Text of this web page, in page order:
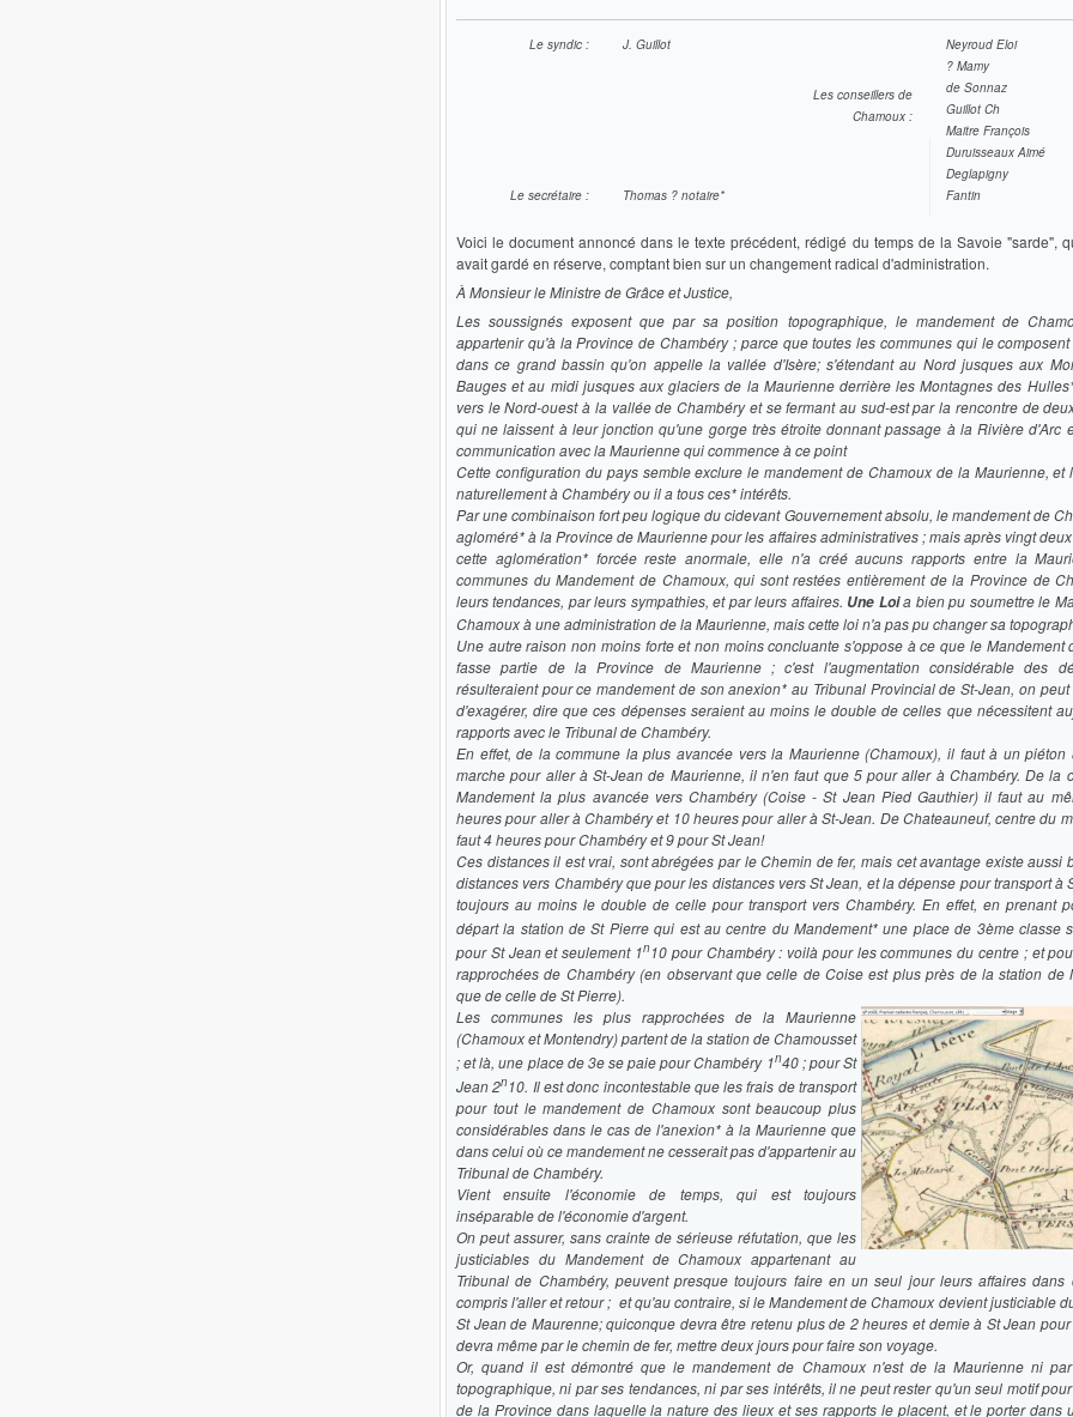
Le syndic : J. Guillot
Les conseillers de
Chamoux :
Neyroud Eloi
? Mamy
de Sonnaz
Guillot Ch
Maitre François
Duruisseaux Aimé
Deglapigny
Fantin
Le secrétaire : Thomas ? notaire*
Voici le document annoncé dans le texte précédent, rédigé du temps de la Savoie "sarde",
avait gardé en réserve, comptant bien sur un changement radical d'administration.
À Monsieur le Ministre de Grâce et Justice,
Les soussignés exposent que par sa position topographique, le mandement de
appartenir qu'à la Province de Chambéry ; parce que toutes les communes qui le
dans ce grand bassin qu'on appelle la vallée d'Isère; s'étendant au Nord jusques aux
Bauges et au midi jusques aux glaciers de la Maurienne derrière les Montagnes des
vers le Nord-ouest à la vallée de Chambéry et se fermant au sud-est par la rencontre de
qui ne laissent à leur jonction qu'une gorge très étroite donnant passage à la Rivière d'Arc
communication avec la Maurienne qui commence à ce point
Cette configuration du pays semble exclure le mandement de Chamoux de la Maurienne, et
naturellement à Chambéry ou il a tous ces* intérêts.
Par une combinaison fort peu logique du cidevant Gouvernement absolu, le mandement de
agloméré* à la Province de Maurienne pour les affaires administratives ; mais après vingt
cette aglomération* forcée reste anormale, elle n'a créé aucuns rapports entre la
communes du Mandement de Chamoux, qui sont restées entièrement de la Province de
leurs tendances, par leurs sympathies, et par leurs affaires. Une Loia bien pu soumettre le
Chamoux à une administration de la Maurienne, mais cette loi n'a pas pu changer sa
Une autre raison non moins forte et non moins concluante s'oppose à ce que le Mandement
fasse partie de la Province de Maurienne ; c'est l'augmentation considérable des
résulteraient pour ce mandement de son anexion* au Tribunal Provincial de St-Jean, on
d'exagérer, dire que ces dépenses seraient au moins le double de celles que nécessitent
rapports avec le Tribunal de Chambéry.
En effet, de la commune la plus avancée vers la Maurienne (Chamoux), il faut à un piéton
marche pour aller à St-Jean de Maurienne, il n'en faut que 5 pour aller à Chambéry. De la
Mandement la plus avancée vers Chambéry (Coise - St Jean Pied Gauthier) il faut au
heures pour aller à Chambéry et 10 heures pour aller à St-Jean. De Chateauneuf, centre du
faut 4 heures pour Chambéry et 9 pour St Jean!
Ces distances il est vrai, sont abrégées par le Chemin de fer, mais cet avantage existe aussi
distances vers Chambéry que pour les distances vers St Jean, et la dépense pour transport à
toujours au moins le double de celle pour transport vers Chambéry. En effet, en prenant
départ la station de St Pierre qui est au centre du Mandement* une place de 3ème classe
pour St Jean et seulement 1n10 pour Chambéry : voilà pour les communes du centre ; et
rapprochées de Chambéry (en observant que celle de Coise est plus près de la station de
que de celle de St Pierre).
Les communes les plus rapprochées de la Maurienne
(Chamoux et Montendry) partent de la station de Chamousset
; et là, une place de 3e se paie pour Chambéry 1n40 ; pour St
Jean 2n10. Il est donc incontestable que les frais de transport
pour tout le mandement de Chamoux sont beaucoup plus
considérables dans le cas de l'anexion* à la Maurienne que
dans celui où ce mandement ne cesserait pas d'appartenir au
Tribunal de Chambéry.
Vient ensuite l'économie de temps, qui est toujours
inséparable de l'économie d'argent.
On peut assurer, sans crainte de sérieuse réfutation, que les
justiciables du Mandement de Chamoux appartenant au
Tribunal de Chambéry, peuvent presque toujours faire en un seul jour leurs affaires dans
compris l'aller et retour ; et qu'au contraire, si le Mandement de Chamoux devient justiciable
St Jean de Maurenne; quiconque devra être retenu plus de 2 heures et demie à St Jean pour
devra même par le chemin de fer, mettre deux jours pour faire son voyage.
Or, quand il est démontré que le mandement de Chamoux n'est de la Maurienne ni
topographique, ni par ses tendances, ni par ses intérêts, il ne peut rester qu'un seul motif
de la Province dans laquelle la nature des lieux et ses rapports le placent, et le porter dans